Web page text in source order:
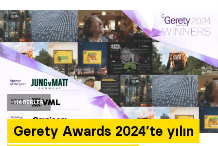
HABERLER
Gerety Awards 2024’te yılın
Araştırma